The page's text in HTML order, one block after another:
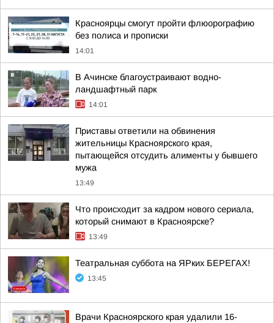
Красноярцы смогут пройти флюорографию
без полиса и прописки
14:01
В Ачинске благоустраивают водно-
ландшафтный парк
14:01
Приставы ответили на обвинения
жительницы Красноярского края,
пытающейся отсудить алименты у бывшего
мужа
13:49
Что происходит за кадром нового сериала,
который снимают в Красноярске?
13:49
Театральная суббота на ЯРких БЕРЕГАХ!
13:45
Врачи Красноярского края удалили 16-